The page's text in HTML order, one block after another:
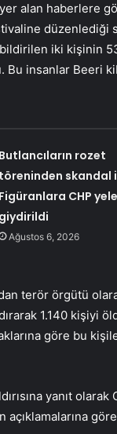
alan haberlere
düzenlediği
iki kişinin
insanlar Beeri
Butlancıların rozet
töreninden skandal
Figüranlara CHP
giydirildi
Ağustos 6, 2026
terör örgütü
1.140 kişiyi
göre bu
yanıt
açıklamalarına